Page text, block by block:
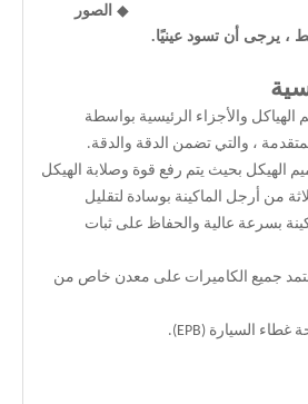
الصور
، يرجى أن تسود عينيًا.
الهياكل والأجزاء الرئيسية بواسطة
، والتي تضمن الدقة والدقة.
الهيكل بحيث يتم رفع قوة وصلابة الهيكل
من أرجل الماكينة بوسادة لتقليل
بسرعة عالية والحفاظ على ثبات
جميع الكاميرات على معدن خاص من